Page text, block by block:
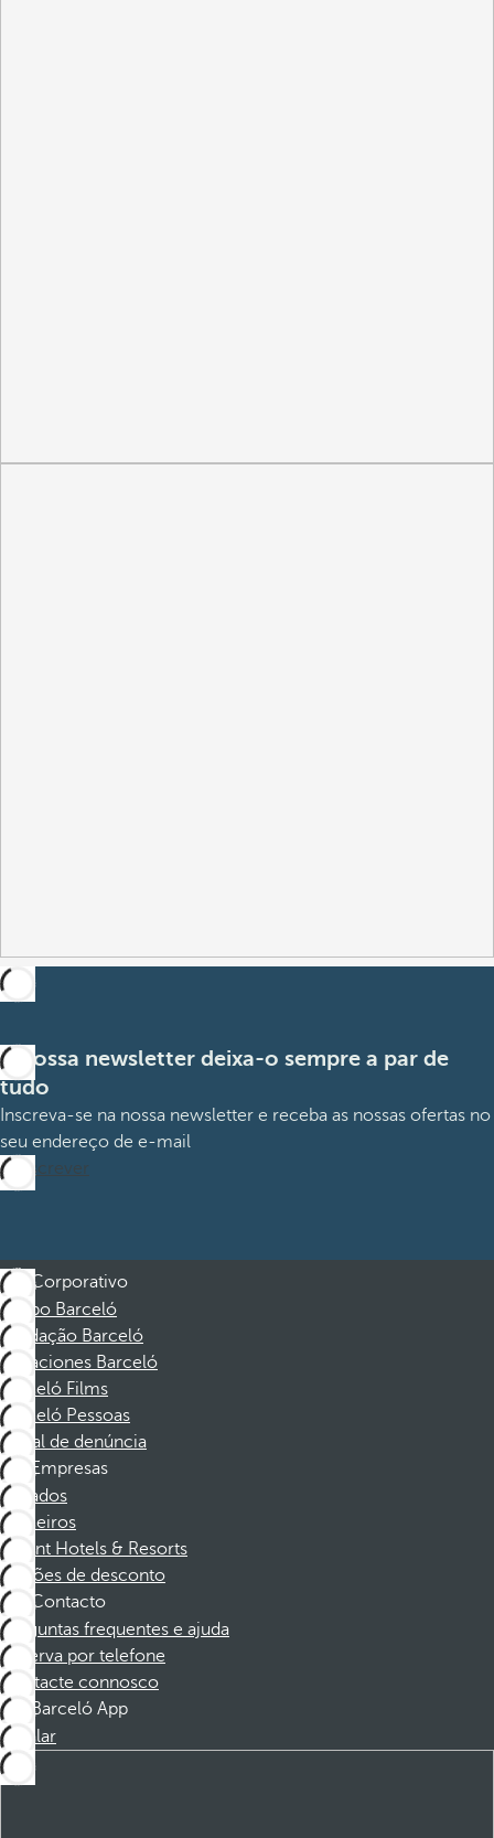
A nossa newsletter deixa-o sempre a par de
tudo
Inscreva-se na nossa newsletter e receba as nossas ofertas no
seu endereço de e-mail
Subscrever
Corporativo
Grupo Barceló
Fundação Barceló
Vacaciones Barceló
Barceló Films
Barceló Pessoas
Canal de denúncia
Empresas
Afiliados
Parceiros
Dorint Hotels & Resorts
Cupões de desconto
Contacto
Perguntas frequentes e ajuda
Reserva por telefone
Contacte connosco
Barceló App
Instalar